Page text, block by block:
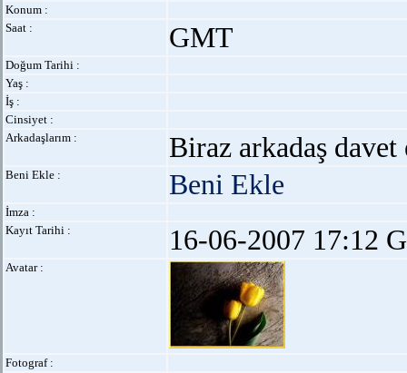
Konum :
Saat :
GMT
Doğum Tarihi :
Yaş :
İş :
Cinsiyet :
Arkadaşlarım :
Biraz arkadaş davet
Beni Ekle : Beni Ekle
İmza :
Kayıt Tarihi :
16-06-2007 17:12
Avatar :
Fotograf :